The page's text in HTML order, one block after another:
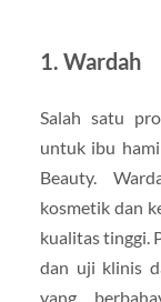
1. Wardah
Salah satu
untuk ibu
Beauty.
kosmetik dan
kualitas tinggi.
dan uji klinis
yang